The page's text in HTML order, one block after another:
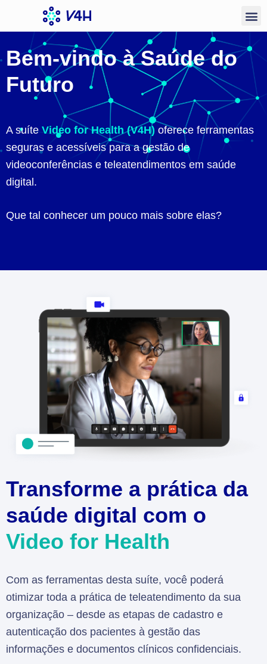
Bem-vindo à Saúde do
Futuro
A suíte Video for Health (V4H) oferece ferramentas
seguras e acessíveis para a gestão de
videoconferências e teleatendimentos em saúde
digital.
Que tal conhecer um pouco mais sobre elas?
Transforme a prática da
saúde digital com o
Video for Health
Com as ferramentas desta suíte, você poderá
otimizar toda a prática de teleatendimento da sua
organização – desde as etapas de cadastro e
autenticação dos pacientes à gestão das
informações e documentos clínicos confidenciais.